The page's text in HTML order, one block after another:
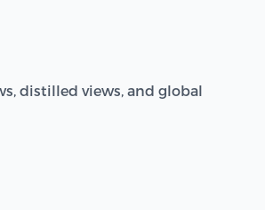
distilled views, and global